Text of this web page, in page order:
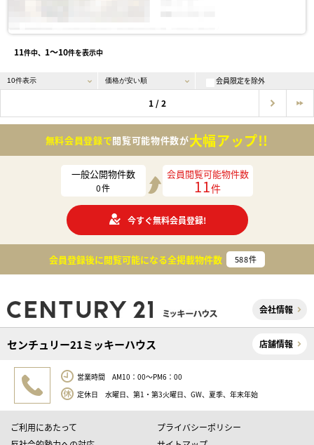
11件中、 1〜10件を表示中
会員限定を除外
1 / 2
無料会員登録で閲覧可能物件数が大幅アップ!!
一般公開物件数
0件
会員閲覧可能物件数
11件
今すぐ無料会員登録!
会員登録後に閲覧可能になる全掲載物件数 588件
会社情報
センチュリー21ミッキーハウス 店舗情報
営業時間 AM10：00～PM6：00
定休日 水曜日、第1・第3火曜日、GW、夏季、年末年始
ご利用にあたって
プライバシーポリシー